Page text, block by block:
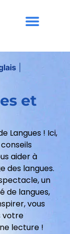
et
Langues ! Ici,
aider à
des langues.
un
de langues,
vous
votre
lecture !